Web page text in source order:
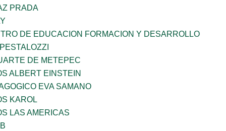
PRADA
DE EDUCACION FORMACION Y DESARROLLO
DE METEPEC
ALBERT EINSTEIN
EVA SAMANO
KAROL
LAS AMERICAS